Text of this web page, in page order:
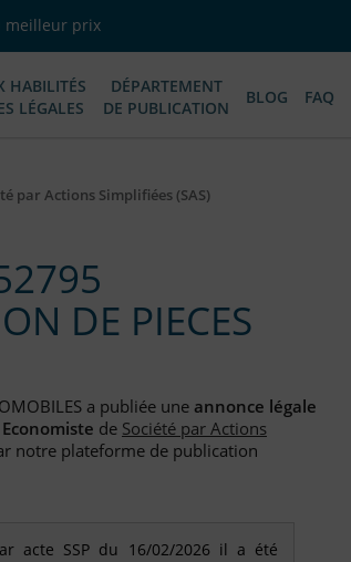
meilleur prix
HABILITÉS
LÉGALES
DÉPARTEMENT
DE PUBLICATION
BLOG FAQ
par Actions Simplifiées (SAS)
DE PIECES
a publiée une annonce légale
de Société par Actions
notre plateforme de publication
acte SSP du 16/02/2026 il a été